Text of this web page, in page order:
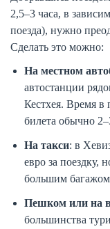
2,5–3 часа, в
поезда), нужно
Сделать это можно:
На местном
автостанции
Кестхея. Время
билета обычно
На такси: в
евро за поездку,
большим
Пешком или на
большинства